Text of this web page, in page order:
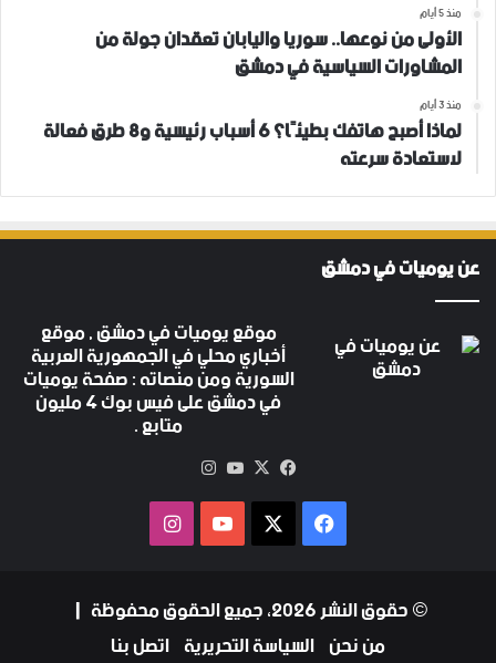
منذ 5 أيام
الأولى من نوعها.. سوريا واليابان تعقدان جولة من
المشاورات السياسية في دمشق
منذ 3 أيام
لماذا أصبح هاتفك بطيئًا؟ 6 أسباب رئيسية و8 طرق فعالة
لاستعادة سرعته
عن يوميات في دمشق
موقع يوميات في دمشق , موقع
أخباري محلي في الجمهورية العربية
السورية ومن منصاته : صفحة يوميات
في دمشق على فيس بوك 4 مليون متابع .
فيسبوك
‫X
‫YouTube
فيسبوك ‫YouTubeانستقرام
© حقوق النشر 2026، جميع الحقوق محفوظة |
من نحن السياسة التحريرية اتصل بنا